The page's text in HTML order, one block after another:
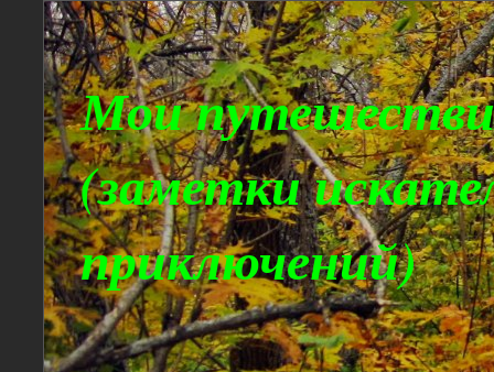
Мои
(заметки
приключений)